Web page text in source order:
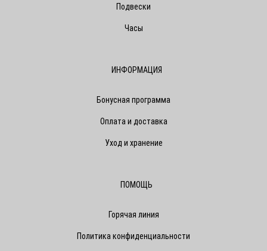
Подвески
Часы
ИНФОРМАЦИЯ
Бонусная программа
Оплата и доставка
Уход и хранение
ПОМОЩЬ
Горячая линия
Политика конфиденциальности